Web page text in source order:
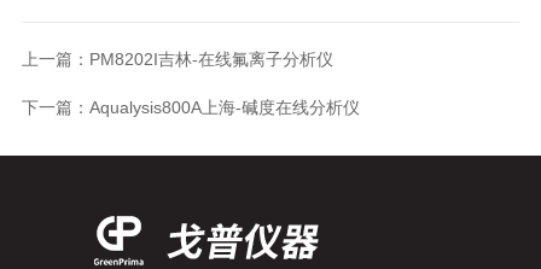
上一篇： PM8202I吉林-在线氟离子分析仪
下一篇： Aqualysis800A上海-碱度在线分析仪